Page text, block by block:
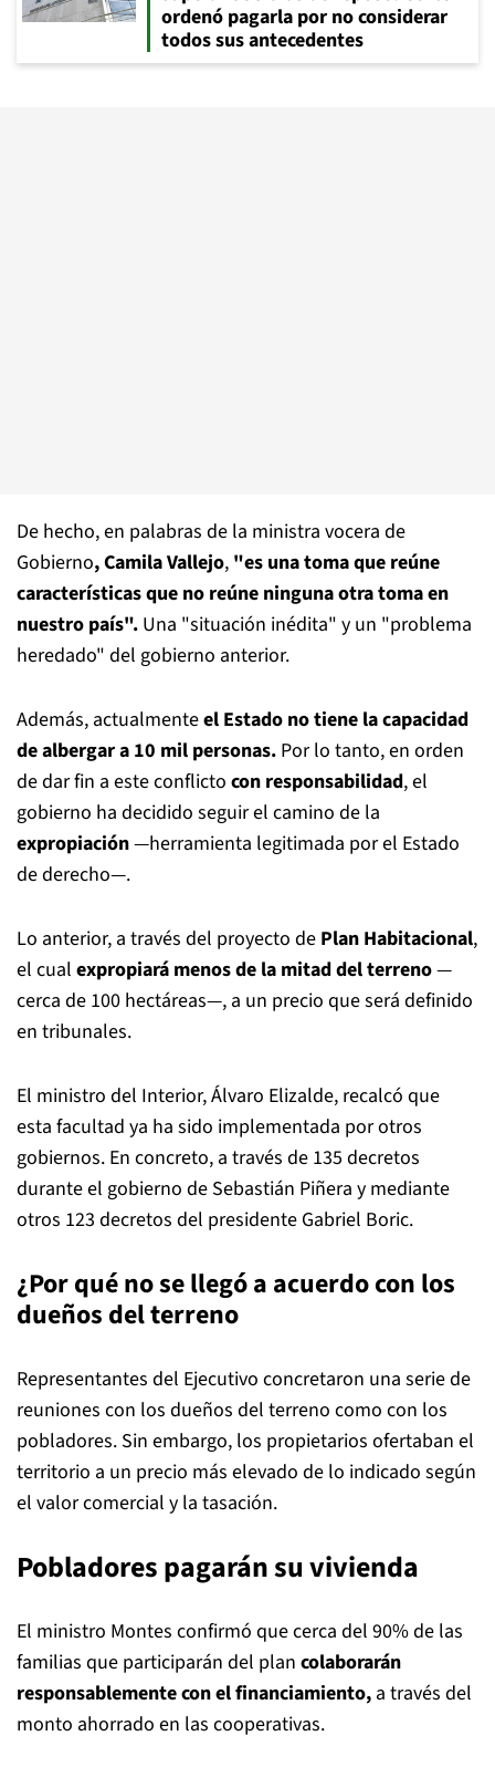
ordenó pagarla por no considerar
todos sus antecedentes
De hecho, en palabras de la ministra vocera de
Gobierno, Camila Vallejo, "es una toma que reúne
características que no reúne ninguna otra toma en
nuestro país". Una "situación inédita" y un "problema
heredado" del gobierno anterior.
Además, actualmenteel Estado no tiene la capacidad
de albergar a 10 mil personas. Por lo tanto, en orden
de dar fin a este conflicto con responsabilidad, el
gobierno ha decidido seguir el camino de la
expropiación—herramienta legitimada por el Estado
de derecho—.
Lo anterior, a través del proyecto de Plan Habitacional,
el cual expropiará menos de la mitad del terreno—
cerca de 100 hectáreas—, a un precio que será definido
en tribunales.
El ministro del Interior, Álvaro Elizalde, recalcó que
esta facultad ya ha sido implementada por otros
gobiernos. En concreto, a través de 135 decretos
durante el gobierno de Sebastián Piñera y mediante
otros 123 decretos del presidente Gabriel Boric.
¿Por qué no se llegó a acuerdo con los
dueños del terreno
Representantes del Ejecutivo concretaron una serie de
reuniones con los dueños del terreno como con los
pobladores. Sin embargo, los propietarios ofertaban el
territorio a un precio más elevado de lo indicado según
el valor comercial y la tasación.
Pobladores pagarán su vivienda
El ministro Montes confirmó que cerca del 90% de las
familias que participarán del plan colaborarán
responsablemente con el financiamiento, a través del
monto ahorrado en las cooperativas.